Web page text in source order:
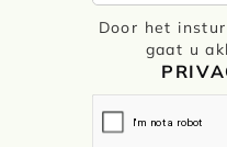
Door het
gaat u